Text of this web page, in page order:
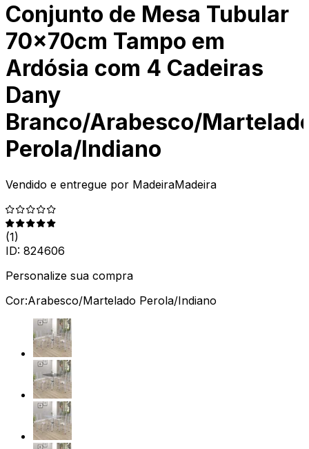
Conjunto de Mesa Tubular
70x70cm Tampo em
Ardósia com 4 Cadeiras
Dany
Branco/Arabesco/
Perola/Indiano
Vendido e entregue por MadeiraMadeira
(1)
ID: 824606
Personalize sua compra
Cor:Arabesco/Martelado Perola/Indiano